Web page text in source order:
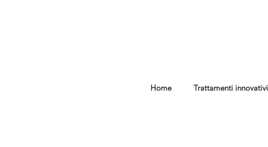
Home Trattamenti innovativi